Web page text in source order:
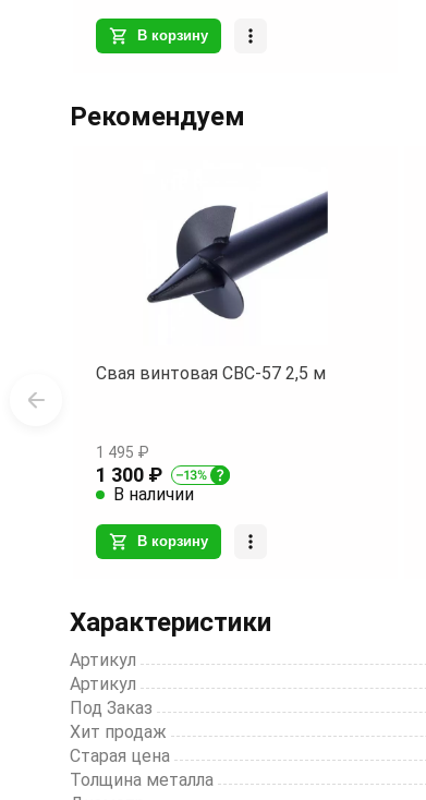
Рекомендуем
Свая винтовая СВС-57 2,5 м
1 495 ₽
1 300 ₽
В наличии
В корзину
of
3
В корзину
of
Характеристики
Артикул
Артикул
Под Заказ
Хит продаж
Старая цена
Толщина металла